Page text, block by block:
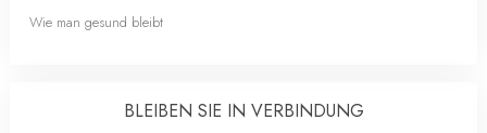
Wie man gesund bleibt
BLEIBEN SIE IN VERBINDUNG